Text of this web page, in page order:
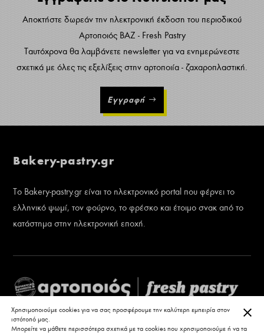
Αποκτήστε δωρεάν την ηλεκτρονική έκδοση του περιοδικού
Αρτοποιός ΒΑΖ - Fresh Pastry
Ταυτόχρονα θα λαμβάνετε newsletter για να ενημερώνεστε
σχετικά με όλες τις εξελίξεις στην αρτοποιία - ζαχαροπλαστική.
Εγγραφή
Bakery-pastry.gr
Το Bakery-pastry.gr είναι το ηλεκτρονικό portal που φέρνει το
ελληνικό ψωμί, τον φούρνο, το φρέσκο και έτοιμο σνακ από το
κατάστημα στην ηλεκτρονική εποχή.
Χρησιμοποιούμε cookies για να σας προσφέρουμε την καλύτερη εμπειρία στον
ιστότοπό μας.
Μπορείτε να μάθετε περισσότερα σχετικά με τα cookies που χρησιμοποιούμε ή να τα